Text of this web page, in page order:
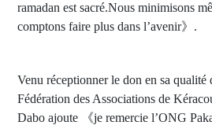
ramadan est sacré.Nous minimisons
comptons faire plus dans l’avenir》.
Venu réceptionner le don en sa qualité
Fédération des Associations de
Dabo ajoute 《je remercie l’ONG